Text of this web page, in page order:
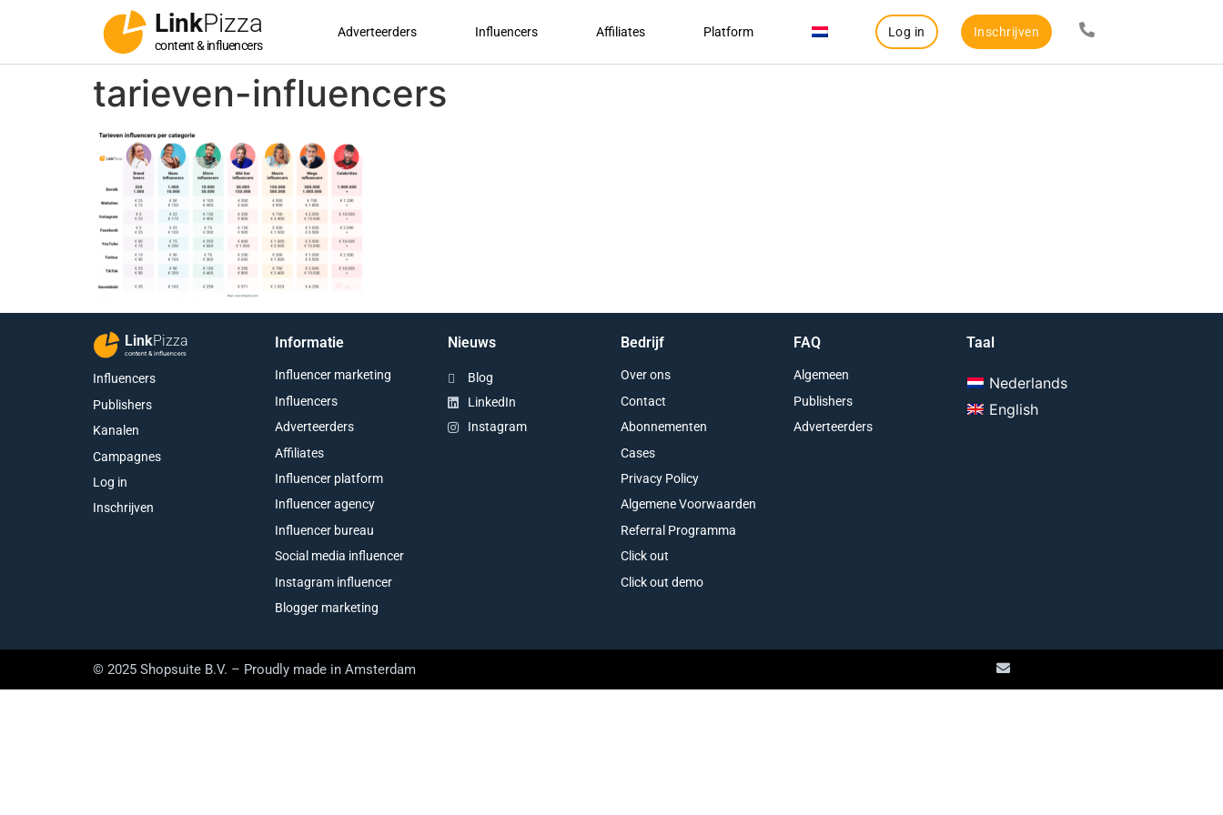
LinkPizza
content & influencers
Adverteerders Influencers Affiliates Platform Log in Inschrijven
tarieven-influencers
LinkPizza
content & influencers
Influencers
Publishers
Kanalen
Campagnes
Log in
Inschrijven
Informatie
Influencer marketing
Influencers
Adverteerders
Affiliates
Influencer platform
Influencer agency
Influencer bureau
Social media influencer
Instagram influencer
Blogger marketing
Nieuws
Blog
LinkedIn
Instagram
Bedrijf
Over ons
Contact
Abonnementen
Cases
Privacy Policy
Algemene Voorwaarden
Referral Programma
Click out
Click out demo
FAQ
Algemeen
Publishers
Adverteerders
Taal
Nederlands
English
© 2025 Shopsuite B.V. – Proudly made in Amsterdam